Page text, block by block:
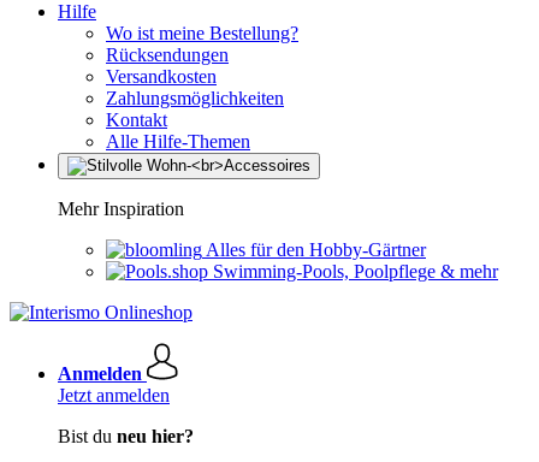
Hilfe
Wo ist meine Bestellung?
Rücksendungen
Versandkosten
Zahlungsmöglichkeiten
Kontakt
Alle Hilfe-Themen
Mehr Inspiration
Alles für den Hobby-Gärtner
Swimming-Pools, Poolpflege & mehr
Anmelden
Jetzt anmelden
Bist du neu hier?